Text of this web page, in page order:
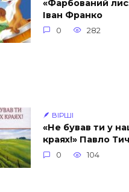
«Фарбований
Іван Франко
0 282
🪶 ВІРШІ
«Не бував ти у
краях!» Павло
0 104